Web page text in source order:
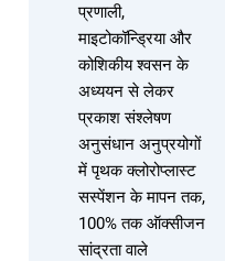
प्रणाली,
माइटोकॉन्ड्रिया और
कोशिकीय श्वसन के
अध्ययन से लेकर
प्रकाश संश्लेषण
अनुसंधान अनुप्रयोगों
में पृथक क्लोरोप्लास्ट
सस्पेंशन के मापन तक,
100% तक ऑक्सीजन
सांद्रता वाले